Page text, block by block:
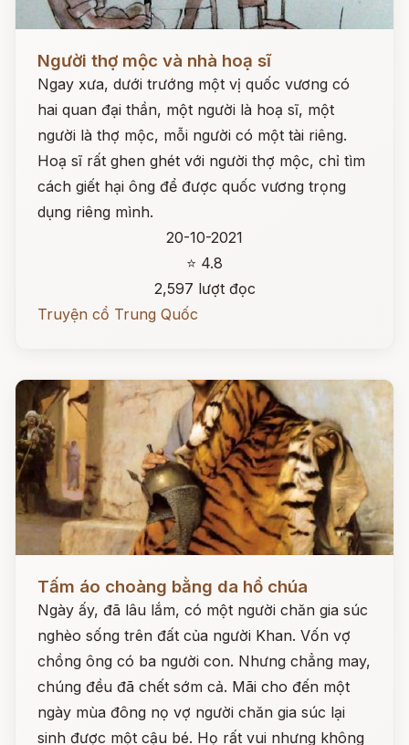
Người thợ mộc và nhà hoạ sĩ
Ngay xưa, dưới trướng một vị quốc vương có
hai quan đại thần, một người là hoạ sĩ, một
người là thợ mộc, mỗi người có một tài riêng.
Hoạ sĩ rất ghen ghét với người thợ mộc, chỉ tìm
cách giết hại ông để được quốc vương trọng
dụng riêng mình.
20-10-2021
⭐ 4.8
2,597 lượt đọc
Truyện cổ Trung Quốc
Đọc ngay
Tấm áo choàng bằng da hổ chúa
Ngày ấy, đã lâu lắm, có một người chăn gia súc
nghèo sống trên đất của người Khan. Vốn vợ
chồng ông có ba người con. Nhưng chẳng may,
chúng đều đã chết sớm cả. Mãi cho đến một
ngày mùa đông nọ vợ người chăn gia súc lại
sinh được một cậu bé. Họ rất vui nhưng không